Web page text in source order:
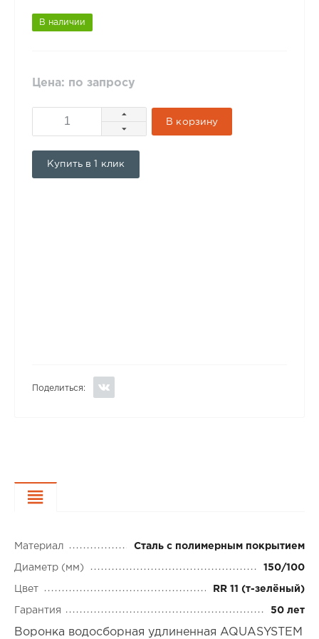
В наличии
Цена: по запросу
В корзину
Купить в 1 клик
Поделиться:
Материал Сталь с полимерным покрытием
Диаметр (мм) 150/100
Цвет RR 11 (т-зелёный)
Гарантия 50 лет
Воронка водосборная удлиненная AQUASYSTEM